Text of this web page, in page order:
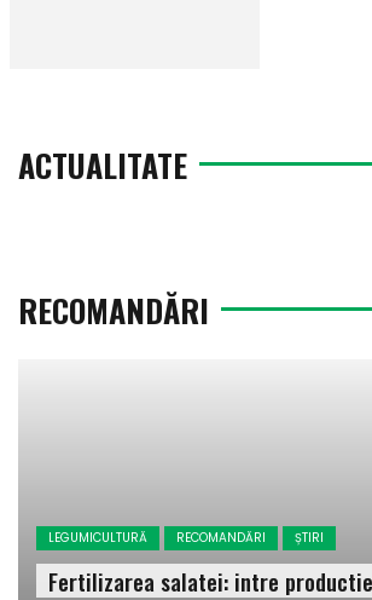
ACTUALITATE
RECOMANDĂRI
LEGUMICULTURĂ RECOMANDĂRI ȘTIRI
Fertilizarea salatei: intre